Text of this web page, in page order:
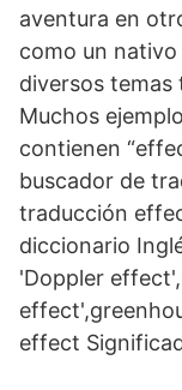
aventura en
como un nativo
diversos temas
Muchos
contienen
buscador de
traducción
diccionario
'Doppler
effect